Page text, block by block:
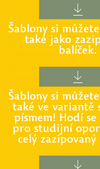
Šablony si
také jako
balíček.
Šablony si
také ve variantě
písmem! Hodí se
pro studijní
celý zazipovaný